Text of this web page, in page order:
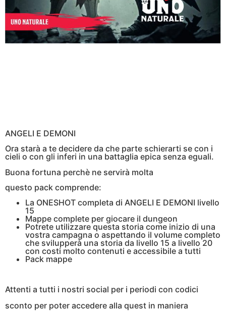
ANGELI E DEMONI
Ora starà a te decidere da che parte schierarti se con i
cieli o con gli inferi in una battaglia epica senza eguali.
Buona fortuna perchè ne servirà molta
questo pack comprende:
La ONESHOT completa di ANGELI E DEMONI livello
15
Mappe complete per giocare il dungeon
Potrete utilizzare questa storia come inizio di una
vostra campagna o aspettando il volume completo
che svilupperà una storia da livello 15 a livello 20
con costi molto contenuti e accessibile a tutti
Pack mappe
Attenti a tutti i nostri social per i periodi con codici
sconto per poter accedere alla quest in maniera